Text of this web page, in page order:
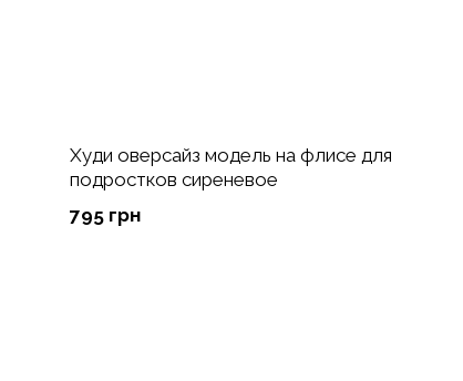
Худи оверсайз модель на флисе для
подростков сиреневое
795 грн